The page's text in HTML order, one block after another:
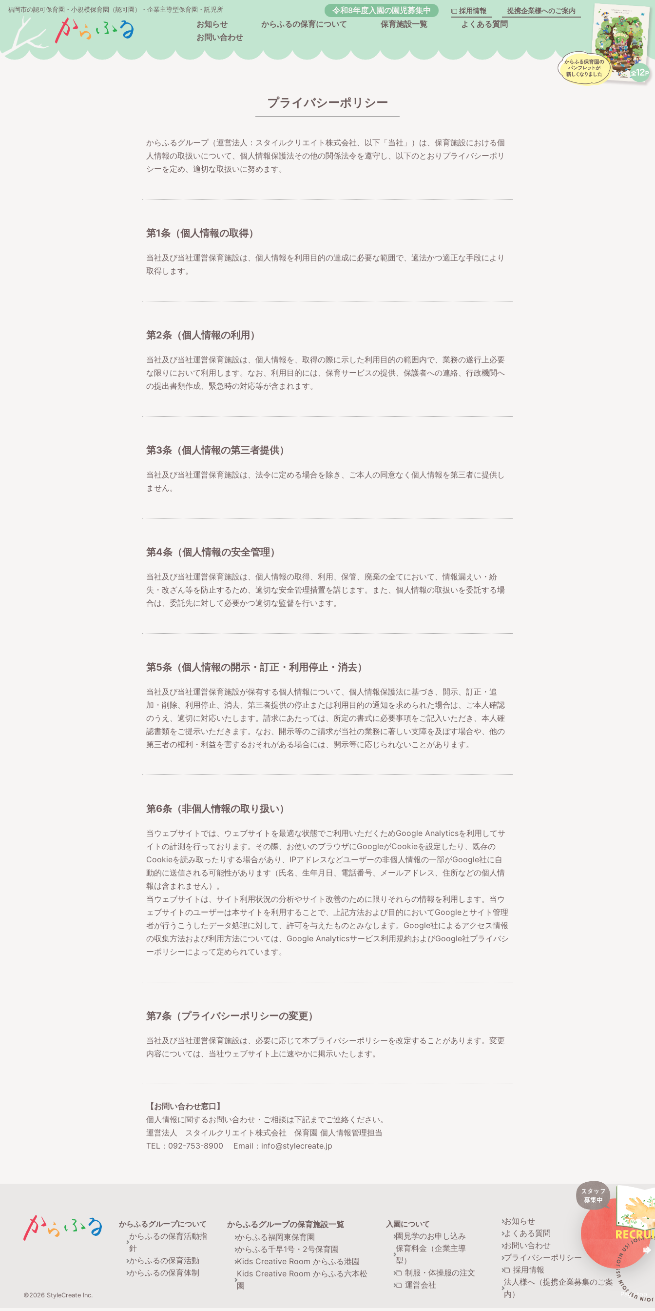
福岡市の認可保育園・小規模保育園（認可園）・企業主導型保育園・託児所 令和8年度入園の園児募集中 採用情報 提携企業様へのご案内
お知らせ からふるの保育について 保育施設一覧
よくある質問
お問い合わせ
プライバシーポリシー
からふるグループ（運営法人：スタイルクリエイト株式会社、以下「当社」）は、保育施設における個
人情報の取扱いについて、個人情報保護法その他の関係法令を遵守し、以下のとおりプライバシーポリ
シーを定め、適切な取扱いに努めます。
第1条（個人情報の取得）
当社及び当社運営保育施設は、個人情報を利用目的の達成に必要な範囲で、適法かつ適正な手段により
取得します。
第2条（個人情報の利用）
当社及び当社運営保育施設は、個人情報を、取得の際に示した利用目的の範囲内で、業務の遂行上必要
な限りにおいて利用します。なお、利用目的には、保育サービスの提供、保護者への連絡、行政機関へ
の提出書類作成、緊急時の対応等が含まれます。
第3条（個人情報の第三者提供）
当社及び当社運営保育施設は、法令に定める場合を除き、ご本人の同意なく個人情報を第三者に提供し
ません。
第4条（個人情報の安全管理）
当社及び当社運営保育施設は、個人情報の取得、利用、保管、廃棄の全てにおいて、情報漏えい・紛
失・改ざん等を防止するため、適切な安全管理措置を講じます。また、個人情報の取扱いを委託する場
合は、委託先に対して必要かつ適切な監督を行います。
第5条（個人情報の開示・訂正・利用停止・消去）
当社及び当社運営保育施設が保有する個人情報について、個人情報保護法に基づき、開示、訂正・追
加・削除、利用停止、消去、第三者提供の停止または利用目的の通知を求められた場合は、ご本人確認
のうえ、適切に対応いたします。請求にあたっては、所定の書式に必要事項をご記入いただき、本人確
認書類をご提示いただきます。なお、開示等のご請求が当社の業務に著しい支障を及ぼす場合や、他の
第三者の権利・利益を害するおそれがある場合には、開示等に応じられないことがあります。
第6条（非個人情報の取り扱い）
当ウェブサイトでは、ウェブサイトを最適な状態でご利用いただくためGoogle Analyticsを利用してサ
イトの計測を行っております。その際、お使いのブラウザにGoogleがCookieを設定したり、既存の
Cookieを読み取ったりする場合があり、IPアドレスなどユーザーの非個人情報の一部がGoogle社に自
動的に送信される可能性があります（氏名、生年月日、電話番号、メールアドレス、住所などの個人情
報は含まれません）。
当ウェブサイトは、サイト利用状況の分析やサイト改善のために限りそれらの情報を利用します。当ウ
ェブサイトのユーザーは本サイトを利用することで、上記方法および目的においてGoogleとサイト管理
者が行うこうしたデータ処理に対して、許可を与えたものとみなします。Google社によるアクセス情報
の収集方法および利用方法については、Google Analyticsサービス利用規約およびGoogle社プライバシ
ーポリシーによって定められています。
第7条（プライバシーポリシーの変更）
当社及び当社運営保育施設は、必要に応じて本プライバシーポリシーを改定することがあります。変更
内容については、当社ウェブサイト上に速やかに掲示いたします。
【お問い合わせ窓口】
個人情報に関するお問い合わせ・ご相談は下記までご連絡ください。
運営法人 スタイルクリエイト株式会社 保育園 個人情報管理担当
TEL： 092-753-8900 Email： info@stylecreate.jp
Page top
からふるグループについて
からふるの保育活動指
針
からふるの保育活動
からふるの保育体制
からふるグループの保育施設一覧
からふる福岡東保育園
からふる千早1号・2号保育園
Kids Creative Room からふる港園
Kids Creative Room からふる六本松
園
入園について
園見学のお申し込み
保育料金（企業主導
型）
制服・体操服の注文
運営会社
お知らせ
よくある質問
お問い合わせ
プライバシーポリシー
採用情報
法人様へ（提携企業募集のご案
内）
©2026 StyleCreate Inc.